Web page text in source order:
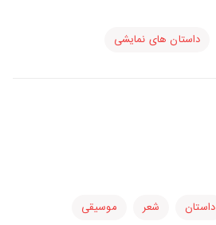
داستان های نمایشی
داستان شعر موسیقی